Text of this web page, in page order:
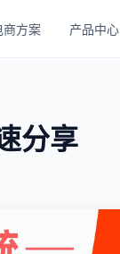
商方案 产品中心
分享